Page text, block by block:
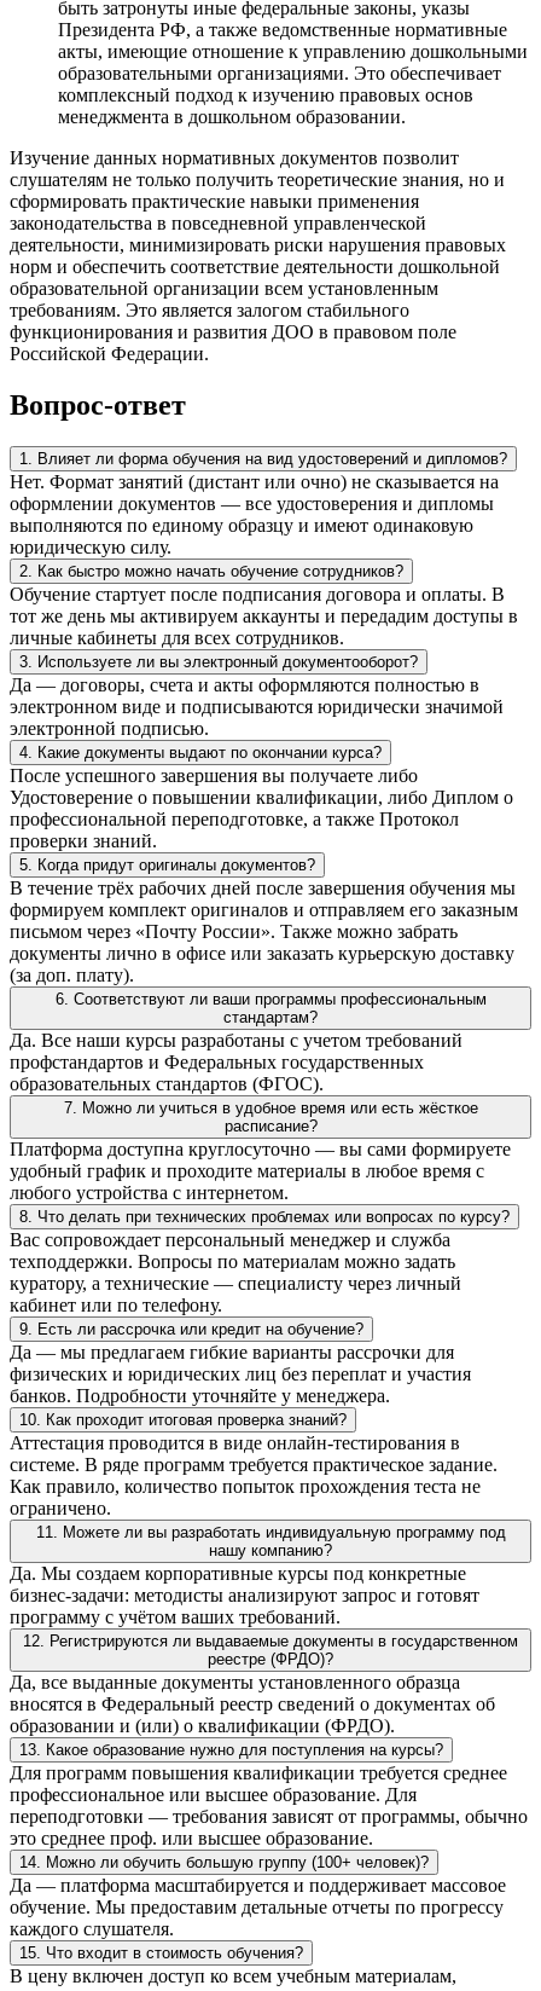
быть затронуты иные федеральные законы, указы
Президента РФ, а также ведомственные нормативные
акты, имеющие отношение к управлению дошкольными
образовательными организациями. Это обеспечивает
комплексный подход к изучению правовых основ
менеджмента в дошкольном образовании.
Изучение данных нормативных документов позволит
слушателям не только получить теоретические знания, но и
сформировать практические навыки применения
законодательства в повседневной управленческой
деятельности, минимизировать риски нарушения правовых
норм и обеспечить соответствие деятельности дошкольной
образовательной организации всем установленным
требованиям. Это является залогом стабильного
функционирования и развития ДОО в правовом поле
Российской Федерации.
Вопрос-ответ
1. Влияет ли форма обучения на вид удостоверений и дипломов?
Нет. Формат занятий (дистант или очно) не сказывается на
оформлении документов — все удостоверения и дипломы
выполняются по единому образцу и имеют одинаковую
юридическую силу.
2. Как быстро можно начать обучение сотрудников?
Обучение стартует после подписания договора и оплаты. В
тот же день мы активируем аккаунты и передадим доступы в
личные кабинеты для всех сотрудников.
3. Используете ли вы электронный документооборот?
Да — договоры, счета и акты оформляются полностью в
электронном виде и подписываются юридически значимой
электронной подписью.
4. Какие документы выдают по окончании курса?
После успешного завершения вы получаете либо
Удостоверение о повышении квалификации, либо Диплом о
профессиональной переподготовке, а также Протокол
проверки знаний.
5. Когда придут оригиналы документов?
В течение трёх рабочих дней после завершения обучения мы
формируем комплект оригиналов и отправляем его заказным
письмом через «Почту России». Также можно забрать
документы лично в офисе или заказать курьерскую доставку
(за доп. плату).
6. Соответствуют ли ваши программы профессиональным
стандартам?
Да. Все наши курсы разработаны с учетом требований
профстандартов и Федеральных государственных
образовательных стандартов (ФГОС).
7. Можно ли учиться в удобное время или есть жёсткое
расписание?
Платформа доступна круглосуточно — вы сами формируете
удобный график и проходите материалы в любое время с
любого устройства с интернетом.
8. Что делать при технических проблемах или вопросах по курсу?
Вас сопровождает персональный менеджер и служба
техподдержки. Вопросы по материалам можно задать
куратору, а технические — специалисту через личный
кабинет или по телефону.
9. Есть ли рассрочка или кредит на обучение?
Да — мы предлагаем гибкие варианты рассрочки для
физических и юридических лиц без переплат и участия
банков. Подробности уточняйте у менеджера.
10. Как проходит итоговая проверка знаний?
Аттестация проводится в виде онлайн-тестирования в
системе. В ряде программ требуется практическое задание.
Как правило, количество попыток прохождения теста не
ограничено.
11. Можете ли вы разработать индивидуальную программу под
нашу компанию?
Да. Мы создаем корпоративные курсы под конкретные
бизнес-задачи: методисты анализируют запрос и готовят
программу с учётом ваших требований.
12. Регистрируются ли выдаваемые документы в государственном
реестре (ФРДО)?
Да, все выданные документы установленного образца
вносятся в Федеральный реестр сведений о документах об
образовании и (или) о квалификации (ФРДО).
13. Какое образование нужно для поступления на курсы?
Для программ повышения квалификации требуется среднее
профессиональное или высшее образование. Для
переподготовки — требования зависят от программы, обычно
это среднее проф. или высшее образование.
14. Можно ли обучить большую группу (100+ человек)?
Да — платформа масштабируется и поддерживает массовое
обучение. Мы предоставим детальные отчеты по прогрессу
каждого слушателя.
15. Что входит в стоимость обучения?
В цену включен доступ ко всем учебным материалам,